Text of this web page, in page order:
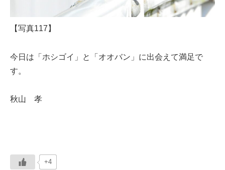
【写真117】
今日は「ホシゴイ」と「オオバン」に出会えて満足で
す。
秋山 孝
+4